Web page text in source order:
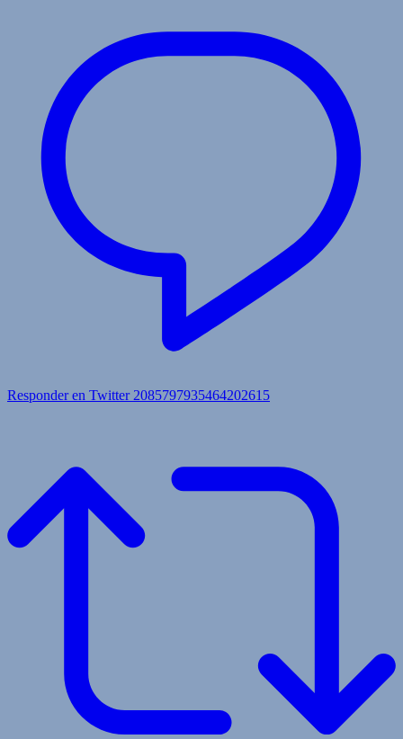
Responder en Twitter 2085797935464202615